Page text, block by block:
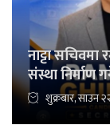
नाट्टा
संस्था निर्माण
शुक्रबार, साउन